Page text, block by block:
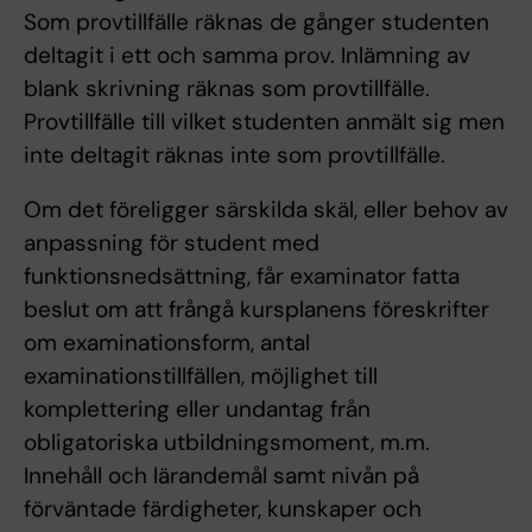
Som provtillfälle räknas de gånger studenten
deltagit i ett och samma prov. Inlämning av
blank skrivning räknas som provtillfälle.
Provtillfälle till vilket studenten anmält sig men
inte deltagit räknas inte som provtillfälle.
Om det föreligger särskilda skäl, eller behov av
anpassning för student med
funktionsnedsättning, får examinator fatta
beslut om att frångå kursplanens föreskrifter
om examinationsform, antal
examinationstillfällen, möjlighet till
komplettering eller undantag från
obligatoriska utbildningsmoment, m.m.
Innehåll och lärandemål samt nivån på
förväntade färdigheter, kunskaper och